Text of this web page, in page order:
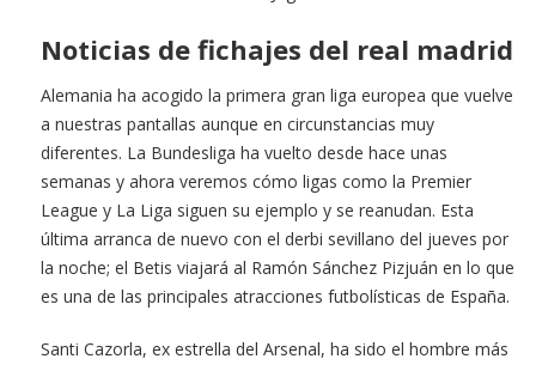
Noticias de fichajes del real madrid
Alemania ha acogido la primera gran liga europea que vuelve
a nuestras pantallas aunque en circunstancias muy
diferentes. La Bundesliga ha vuelto desde hace unas
semanas y ahora veremos cómo ligas como la Premier
League y La Liga siguen su ejemplo y se reanudan. Esta
última arranca de nuevo con el derbi sevillano del jueves por
la noche; el Betis viajará al Ramón Sánchez Pizjuán en lo que
es una de las principales atracciones futbolísticas de España.
Santi Cazorla, ex estrella del Arsenal, ha sido el hombre más